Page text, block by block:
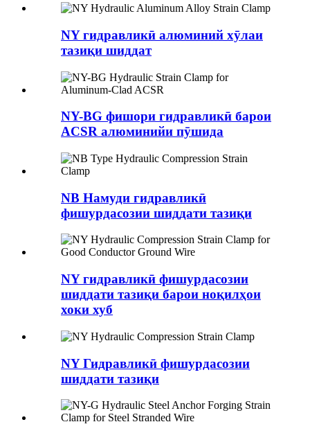
NY гидравликӣ алюминий хӯлаи
тазиқи шиддат
NY-BG фишори гидравликӣ барои
ACSR алюминийи пӯшида
NB Намуди гидравликӣ
фишурдасозии шиддати тазиқи
NY гидравликӣ фишурдасозии
шиддати тазиқи барои ноқилҳои
хоки хуб
NY Гидравликӣ фишурдасозии
шиддати тазиқи